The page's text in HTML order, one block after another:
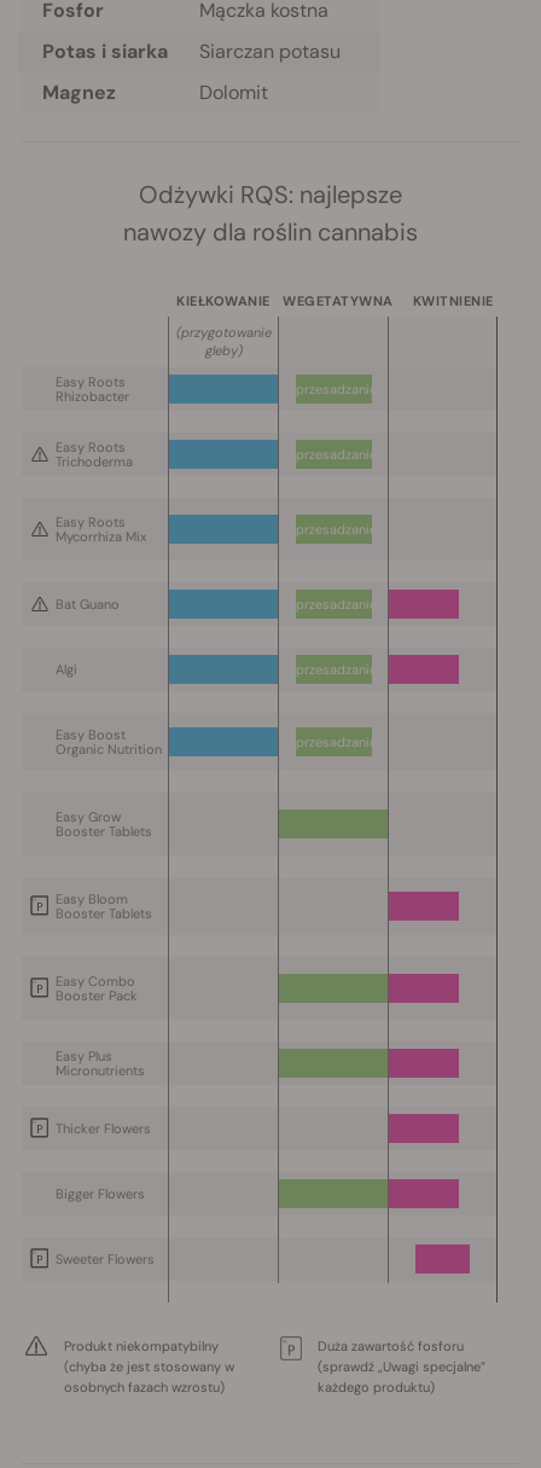
Fosfor
Mączka kostna
Potas i siarka
Siarczan potasu
Magnez
Dolomit
Odżywki RQS: najlepsze
nawozy dla roślin cannabis
KIEŁKOWANIE WEGETATYWNA KWITNIENIE
Easy Roots
Rhizobacter
Easy Roots
Trichoderma
Easy Roots
Mycorrhiza Mix
Bat Guano
Algi
Easy Boost
Organic Nutrition
Easy Grow
Booster Tablets
Easy Bloom
Booster Tablets
Easy Combo
Booster Pack
Easy Plus
Micronutrients
Thicker Flowers
Bigger Flowers
Sweeter Flowers
(przygotowanie
gleby)
przesadzanie
przesadzanie
przesadzanie
przesadzanie
przesadzanie
przesadzanie
Produkt niekompatybilny
(chyba że jest stosowany w
osobnych fazach wzrostu)
Duża zawartość fosforu
(sprawdź „Uwagi specjalne”
każdego produktu)